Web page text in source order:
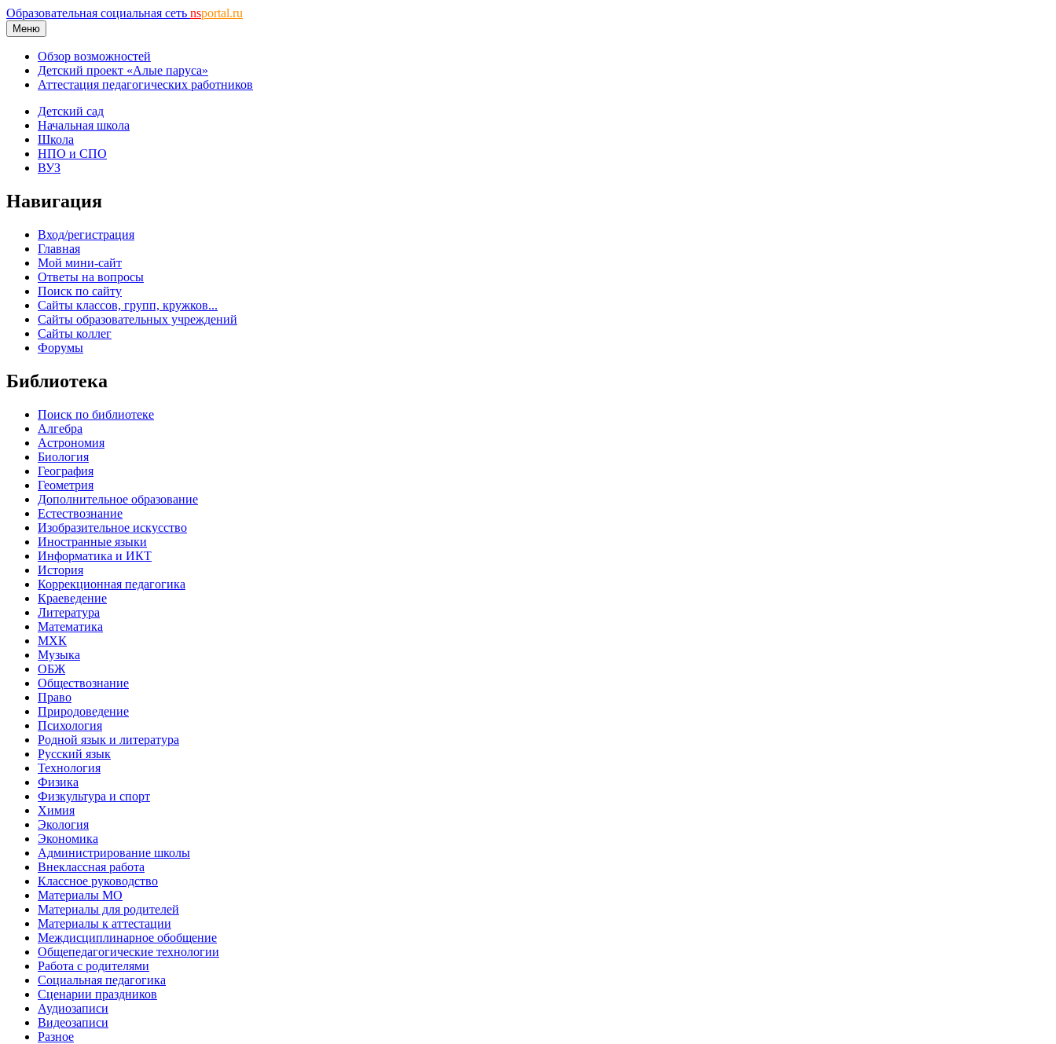
Образовательная социальная сеть nsportal.ru
Меню
Обзор возможностей
Детский проект «Алые паруса»
Аттестация педагогических работников
Детский сад
Начальная школа
Школа
НПО и СПО
ВУЗ
Навигация
Вход/регистрация
Главная
Мой мини-сайт
Ответы на вопросы
Поиск по сайту
Сайты классов, групп, кружков...
Сайты образовательных учреждений
Сайты коллег
Форумы
Библиотека
Поиск по библиотеке
Алгебра
Астрономия
Биология
География
Геометрия
Дополнительное образование
Естествознание
Изобразительное искусство
Иностранные языки
Информатика и ИКТ
История
Коррекционная педагогика
Краеведение
Литература
Математика
МХК
Музыка
ОБЖ
Обществознание
Право
Природоведение
Психология
Родной язык и литература
Русский язык
Технология
Физика
Физкультура и спорт
Химия
Экология
Экономика
Администрирование школы
Внеклассная работа
Классное руководство
Материалы МО
Материалы для родителей
Материалы к аттестации
Междисциплинарное обобщение
Общепедагогические технологии
Работа с родителями
Социальная педагогика
Сценарии праздников
Аудиозаписи
Видеозаписи
Разное